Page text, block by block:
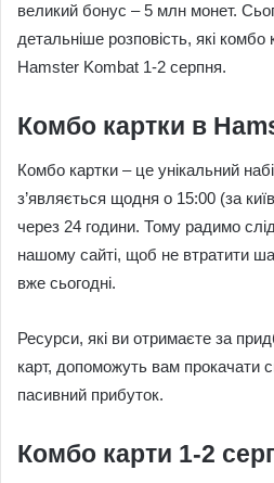
великий бонус – 5 млн монет.
детальніше розповість, які
Hamster Kombat 1-2 серпня.
Комбо картки в
Комбо картки – це унікальний
з’являється щодня о 15:00 (за
через 24 години. Тому радимо
нашому сайті, щоб не втратити
вже сьогодні.
Ресурси, які ви отримаєте за
карт, допоможуть вам прокачати
пасивний прибуток.
Комбо карти 1-2